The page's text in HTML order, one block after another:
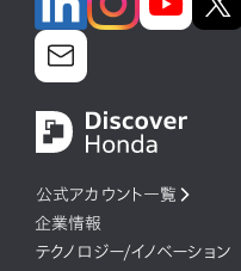
公式アカウント一覧
企業情報
テクノロジー/イノベーション